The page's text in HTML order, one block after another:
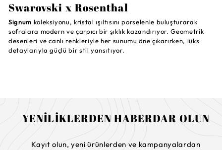
Swarovski x Rosenthal
Signum koleksiyonu, kristal ışıltısını porselenle buluşturarak
sofralara modern ve çarpıcı bir şıklık kazandırıyor. Geometrik
desenleri ve canlı renkleriyle her sunumu öne çıkarırken, lüks
detaylarıyla güçlü bir stil yansıtıyor.
YENİLİKLERDEN HABERDAR OLUN
Kayıt olun, yeni ürünlerden ve kampanyalardan